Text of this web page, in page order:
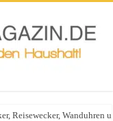
Reisewecker, Wanduhren